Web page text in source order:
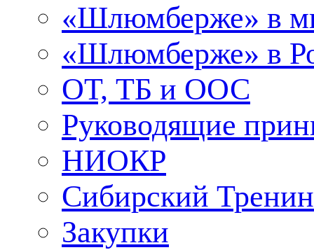
«Шлюмберже» в
«Шлюмберже» в
ОТ, ТБ и ООС
Руководящие
НИОКР
Сибирский
Закупки